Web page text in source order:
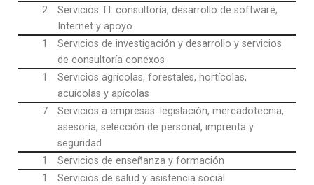
2
Servicios TI: consultoría, desarrollo de software,
Internet y apoyo
1
Servicios de investigación y desarrollo y servicios
de consultoría conexos
1
Servicios agrícolas, forestales, hortícolas,
acuícolas y apícolas
7
Servicios a empresas: legislación, mercadotecnia,
asesoría, selección de personal, imprenta y
seguridad
1
Servicios de enseñanza y formación
1
Servicios de salud y asistencia social